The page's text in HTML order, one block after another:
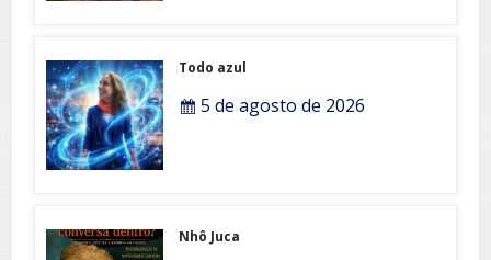
Todo azul
5 de agosto de 2026
Nhô Juca